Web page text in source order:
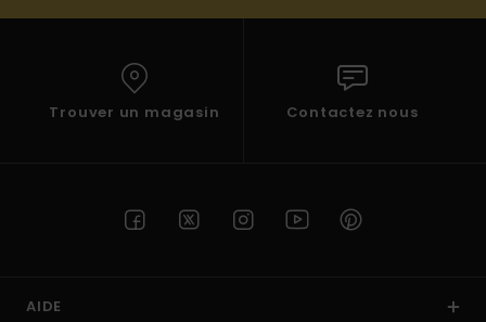
Trouver un magasin Contactez nous
AIDE